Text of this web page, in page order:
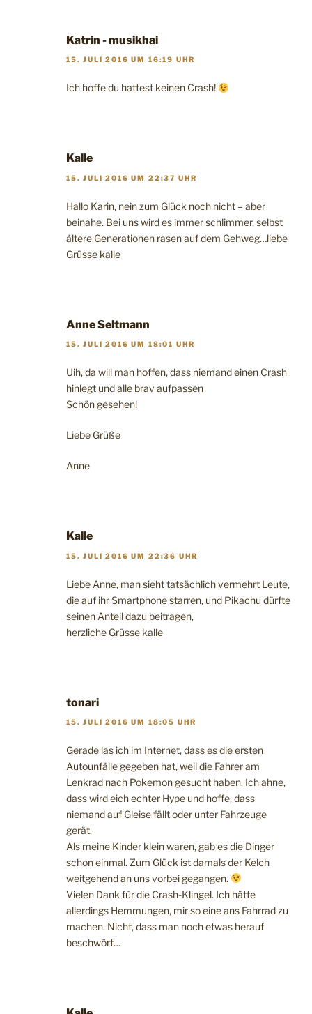
Katrin - musikhai
15. JULI 2016 UM 16:19 UHR
Ich hoffe du hattest keinen Crash!
Kalle
15. JULI 2016 UM 22:37 UHR
Hallo Karin, nein zum Glück noch nicht – aber
beinahe. Bei uns wird es immer schlimmer, selbst
ältere Generationen rasen auf dem Gehweg…liebe
Grüsse kalle
Anne Seltmann
15. JULI 2016 UM 18:01 UHR
Uih, da will man hoffen, dass niemand einen Crash
hinlegt und alle brav aufpassen
Schön gesehen!
Liebe Grüße
Anne
Kalle
15. JULI 2016 UM 22:36 UHR
Liebe Anne, man sieht tatsächlich vermehrt Leute,
die auf ihr Smartphone starren, und Pikachu dürfte
seinen Anteil dazu beitragen,
herzliche Grüsse kalle
tonari
15. JULI 2016 UM 18:05 UHR
Gerade las ich im Internet, dass es die ersten
Autounfälle gegeben hat, weil die Fahrer am
Lenkrad nach Pokemon gesucht haben. Ich ahne,
dass wird eich echter Hype und hoffe, dass
niemand auf Gleise fällt oder unter Fahrzeuge
gerät.
Als meine Kinder klein waren, gab es die Dinger
schon einmal. Zum Glück ist damals der Kelch
weitgehend an uns vorbei gegangen.
Vielen Dank für die Crash-Klingel. Ich hätte
allerdings Hemmungen, mir so eine ans Fahrrad zu
machen. Nicht, dass man noch etwas herauf
beschwört…